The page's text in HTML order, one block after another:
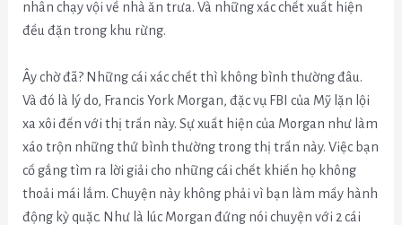
nhân chạy vội về nhà ăn trưa. Và những xác chết xuất hiện
đều đặn trong khu rừng.
Ây chờ đã? Những cái xác chết thì không bình thường đâu.
Và đó là lý do, Francis York Morgan, đặc vụ FBI của Mỹ lặn lội
xa xôi đến với thị trấn này. Sự xuất hiện của Morgan như làm
xáo trộn những thứ bình thường trong thị trấn này. Việc bạn
cố gắng tìm ra lời giải cho những cái chết khiến họ không
thoải mái lắm. Chuyện này không phải vì bạn làm mấy hành
động kỳ quặc. Như là lúc Morgan đứng nói chuyện với 2 cái